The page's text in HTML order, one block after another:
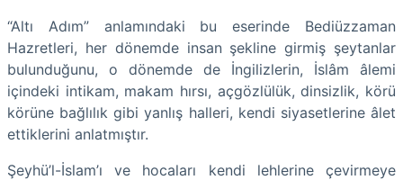
“Altı Adım” anlamındaki bu eserinde Bediüzzaman
Hazretleri, her dönemde insan şekline girmiş şeytanlar
bulunduğunu, o dönemde de İngilizlerin, İslâm âlemi
içindeki intikam, makam hırsı, açgözlülük, dinsizlik, körü
körüne bağlılık gibi yanlış halleri, kendi siyasetlerine âlet
ettiklerini anlatmıştır.
Şeyhü’l-İslam’ı ve hocaları kendi lehlerine çevirmeye